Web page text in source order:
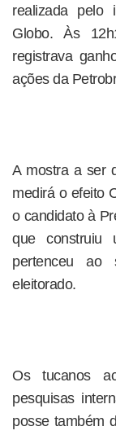
realizada pelo
Globo. Às
registrava
ações da
A mostra a ser
medirá o efeito
o candidato à
que construiu
pertenceu
eleitorado.
Os tucanos
pesquisas
posse também